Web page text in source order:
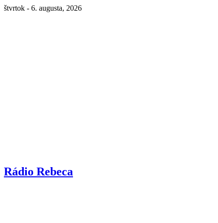
štvrtok - 6. augusta, 2026
Rádio Rebeca